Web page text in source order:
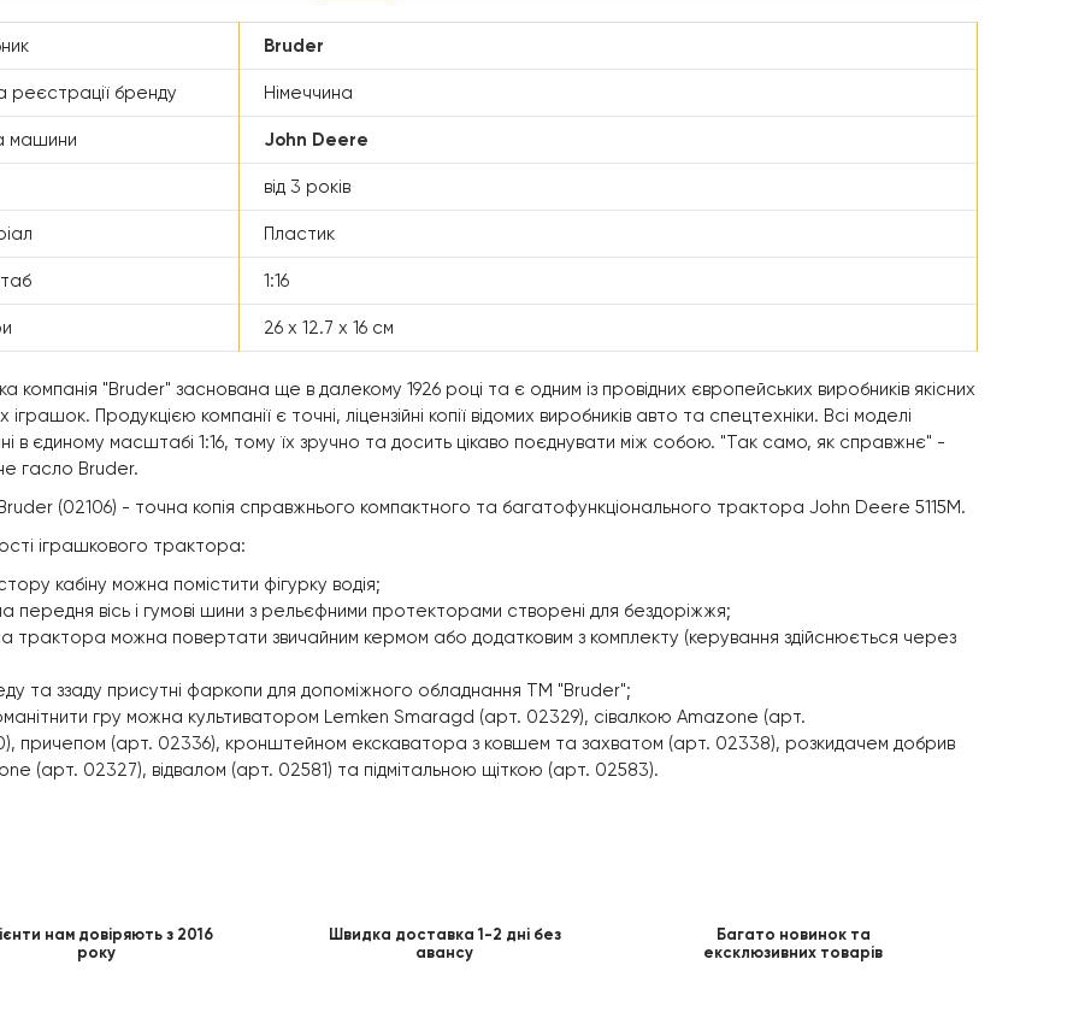
Bruder
реєстрації бренду Німеччина
машини John Deere
від 3 років
Пластик
1:16
26 х 12.7 х 16 см
компанія "Bruder" заснована ще в далекому 1926 році та є одним із провідних європейських виробників якісних
іграшок. Продукцією компанії є точні, ліцензійні копії відомих виробників авто та спецтехніки. Всі моделі
в єдиному масштабі 1:16, тому їх зручно та досить цікаво поєднувати між собою. "Так само, як справжнє" -
гасло Bruder.
(02106) - точна копія справжнього компактного та багатофункціонального трактора John Deere 5115M.
іграшкового трактора:
кабіну можна помістити фігурку водія;
передня вісь і гумові шини з рельєфними протекторами створені для бездоріжжя;
трактора можна повертати звичайним кермом або додатковим з комплекту (керування здійснюється через
та ззаду присутні фаркопи для допоміжного обладнання ТМ "Bruder";
гру можна культиватором Lemken Smaragd (арт. 02329), сівалкою Amazone (арт.
причепом (арт. 02336), кронштейном екскаватора з ковшем та захватом (арт. 02338), розкидачем добрив
(арт. 02327), відвалом (арт. 02581) та підмітальною щіткою (арт. 02583).
нам довіряють з 2016
року
Швидка доставка 1-2 дні без
авансу
Багато новинок та
ексклюзивних товарів